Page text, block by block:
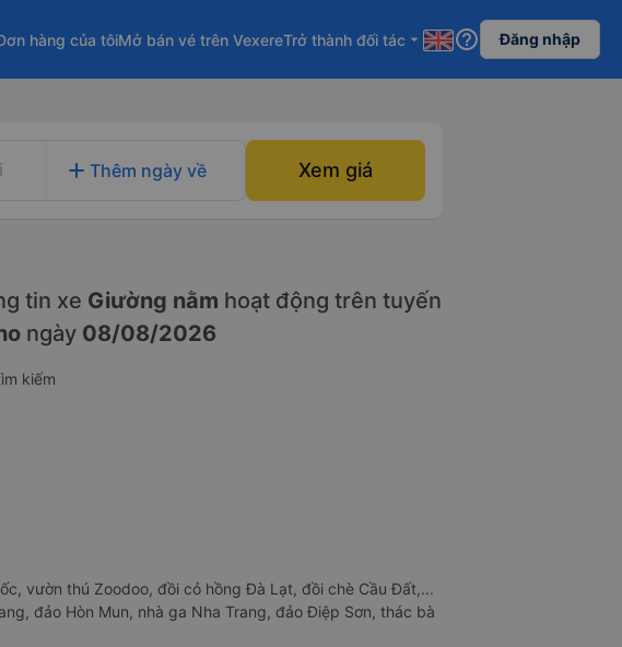
hàng của tôiMở bán vé trên VexereTrở thành đối tác arrow_drop_down help_outline Đăng nhập
add Thêm ngày về Xem giá
tin xe Giường nằm hoạt động trên tuyến
ngày 08/08/2026
kiếm
vườn thú Zoodoo, đồi cỏ hồng Đà Lạt, đồi chè Cầu Đất,...
đảo Hòn Mun, nhà ga Nha Trang, đảo Điệp Sơn, thác bà